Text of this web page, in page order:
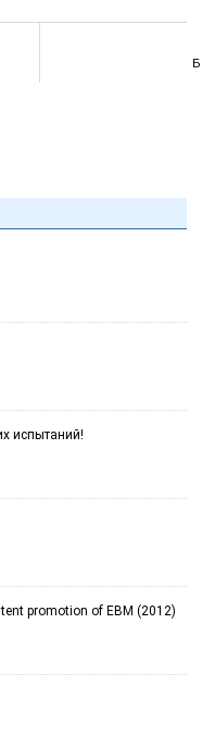
испытаний!
promotion of EBM (2012)